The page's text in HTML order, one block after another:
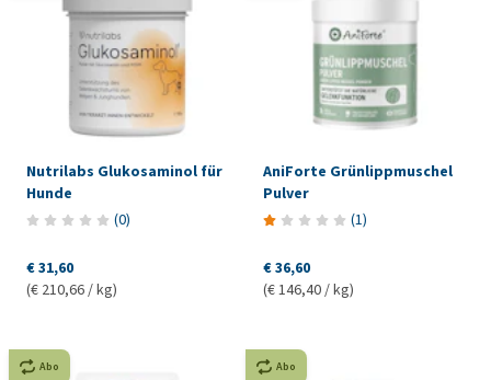
Nutrilabs Glukosaminol für
Hunde
(0)
€ 31,60
(€ 210,66 / kg)
AniForte Grünlippmuschel
Pulver
(1)
€ 36,60
(€ 146,40 / kg)
Abo Abo